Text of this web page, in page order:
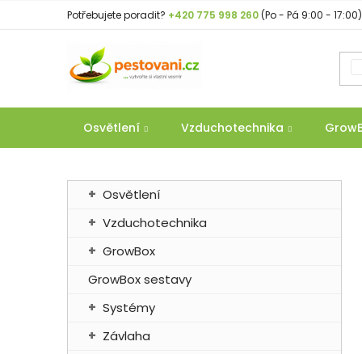
Potřebujete poradit? +420 775 998 260(Po - Pá 9:00 - 17:00)
Osvětlení Vzduchotechnika
PPřeskočitOsvětlení
Vzduchotechnika
GrowBox
GrowBox sestavy
Systémy
Závlaha